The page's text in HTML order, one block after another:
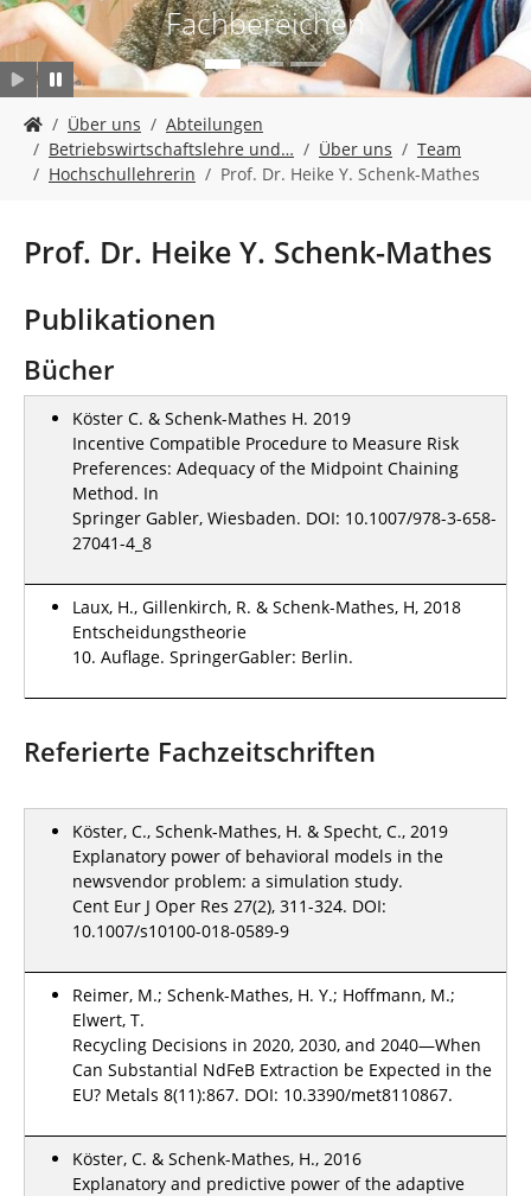
Fachbereichen
i
d
i
e
r
:
Über uns
Abteilungen
Betriebswirtschaftslehre und…
Über uns
Team
Hochschullehrerin
Prof. Dr. Heike Y. Schenk-Mathes
Prof. Dr. Heike Y. Schenk-Mathes
Publikationen
Bücher
Köster C. & Schenk-Mathes H. 2019
Incentive Compatible Procedure to Measure Risk
Preferences: Adequacy of the Midpoint Chaining
Method. In
Springer Gabler, Wiesbaden. DOI: 10.1007/978-3-658-
27041-4_8
Laux, H., Gillenkirch, R. & Schenk-Mathes, H, 2018
Entscheidungstheorie
10. Auflage. SpringerGabler: Berlin.
Referierte Fachzeitschriften
Köster, C., Schenk-Mathes, H. & Specht, C., 2019
Explanatory power of behavioral models in the
newsvendor problem: a simulation study.
Cent Eur J Oper Res 27(2), 311-324. DOI:
10.1007/s10100-018-0589-9
Reimer, M.; Schenk-Mathes, H. Y.; Hoffmann, M.;
Elwert, T.
Recycling Decisions in 2020, 2030, and 2040—When
Can Substantial NdFeB Extraction be Expected in the
EU? Metals 8(11):867. DOI: 10.3390/met8110867.
Köster, C. & Schenk-Mathes, H., 2016
Explanatory and predictive power of the adaptive